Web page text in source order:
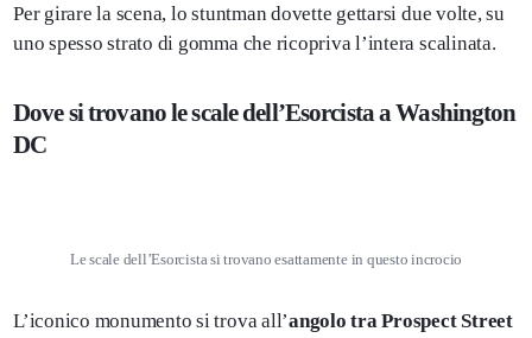
Per girare la scena, lo stuntman dovette gettarsi due volte, su
uno spesso strato di gomma che ricopriva l’intera scalinata.
Dove si trovano le scale dell’Esorcista a Washington
DC
Le scale dell’Esorcista si trovano esattamente in questo incrocio
L’iconico monumento si trova all’angolo tra Prospect Street